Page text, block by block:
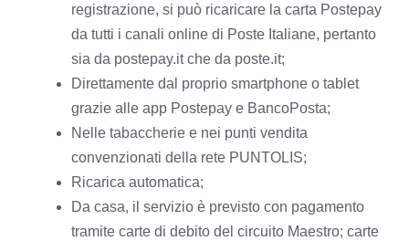
registrazione, si può ricaricare la carta Postepay
da tutti i canali online di Poste Italiane, pertanto
sia da postepay.it che da poste.it;
Direttamente dal proprio smartphone o tablet
grazie alle app Postepay e BancoPosta;
Nelle tabaccherie e nei punti vendita
convenzionati della rete PUNTOLIS;
Ricarica automatica;
Da casa, il servizio è previsto con pagamento
tramite carte di debito del circuito Maestro; carte